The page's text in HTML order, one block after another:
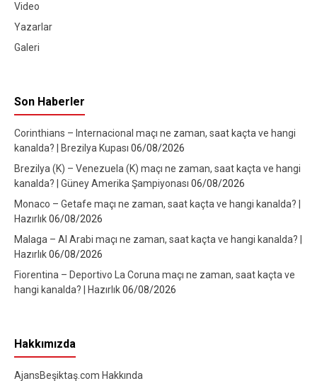
Video
Yazarlar
Galeri
Son Haberler
Corinthians – Internacional maçı ne zaman, saat kaçta ve hangi
kanalda? | Brezilya Kupası 06/08/2026
Brezilya (K) – Venezuela (K) maçı ne zaman, saat kaçta ve hangi
kanalda? | Güney Amerika Şampiyonası 06/08/2026
Monaco – Getafe maçı ne zaman, saat kaçta ve hangi kanalda? |
Hazırlık06/08/2026
Malaga – Al Arabi maçı ne zaman, saat kaçta ve hangi kanalda? |
Hazırlık06/08/2026
Fiorentina – Deportivo La Coruna maçı ne zaman, saat kaçta ve
hangi kanalda? | Hazırlık06/08/2026
Hakkımızda
AjansBeşiktaş.com Hakkında